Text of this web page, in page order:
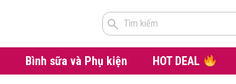
Tìm kiếm
Bình sữa và Phụ kiện HOT DEAL